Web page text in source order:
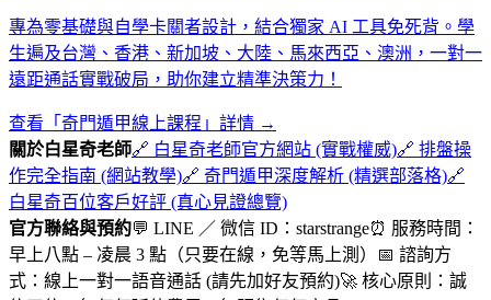
專為零基礎與自學卡關者設計，結合獨家 AI 工具免死背。學
生遍及台灣、香港、新加坡、大陸、馬來西亞、澳洲，一對一
遠距通話實戰破局，助你建立精準決策力！
查看「奇門遁甲線上課程」詳情 →
關於白星奇老師🔗 白星奇老師官方網站 (實戰權威)🔗 排盤操
作完全指南 (網站教學)🔗 奇門遁甲深度解析 (精選部落格)🔗
白星奇百位客戶好評 (真心見證總覽)
官方聯絡與預約💬 LINE ／ 微信 ID：starstrange⏰ 服務時間：
早上八點 – 凌晨 3 點（只要在線，免等馬上測）
📅 諮詢方
式：線上一對一語音通話 (請先加好友預約)🚀 核心原則：誠